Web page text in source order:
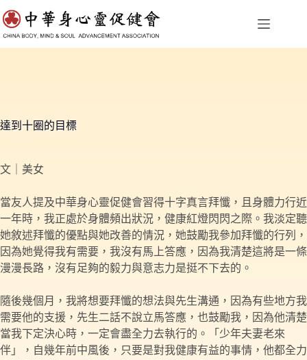
跳
至
主
達到十圈的目標
文｜美女
當友人提及中華身心靈促健會習得十字真言拜懺，且身體力行近
一年時，我正處於身體頻出狀況，健康紅燈閃閃之際。我淡定聽
她敘述拜懺的優點與她改善的情況，她鼓勵我參加拜懺的行列，
因為她覺得我有需要，我沒有馬上答應，因為我清楚這將是一條
漫漫長路，沒有足夠的毅力與意志力是挺不下去的。
隨後幾個月，我將想要拜懺的想法與先生溝通，因為有些地方我
需要他的支援，先生二話不說立馬答應，也鼓勵我，因為他清楚
當我下定決心時，一定會盡全力去執行的。「少年夫妻老來
伴」，自幾年前中風後，只要是對我健康有益的事情，他都全力